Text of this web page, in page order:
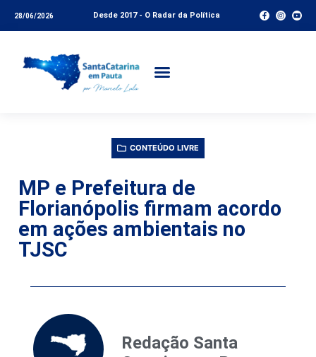
28/06/2026 Desde 2017 - O Radar da Política
CONTEÚDO LIVRE
MP e Prefeitura de
Florianópolis firmam acordo
em ações ambientais no
TJSC
Redação Santa